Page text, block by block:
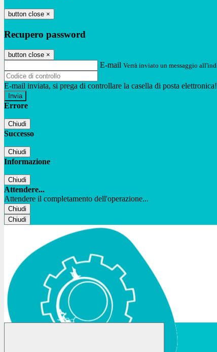
button close ×
Recupero password
button close ×
E-mail Verrà inviato un messaggio
E-mail inviata, si prega di controllare la casella di posta elettronica!
Errore
Chiudi
Successo
Chiudi
Informazione
Chiudi
Attendere...
Attendere il completamento dell'operazione...
Chiudi
Chiudi